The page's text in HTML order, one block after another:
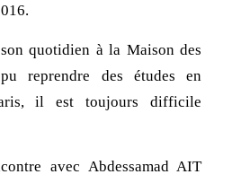
quotidien à la Maison des
reprendre des études en
il est toujours difficile
avec Abdessamad AIT